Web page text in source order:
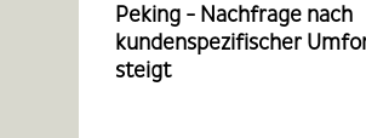
Peking - Nachfrage nach
kundenspezifischer
steigt